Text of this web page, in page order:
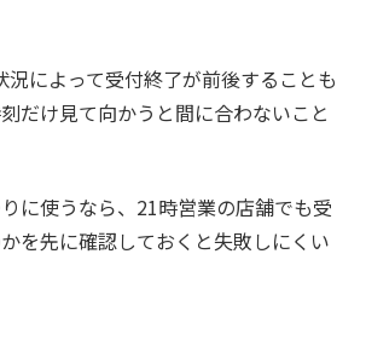
況によって受付終了が前後することも
だけ見て向かうと間に合わないこと
に使うなら、21時営業の店舗でも受
を先に確認しておくと失敗しにくい